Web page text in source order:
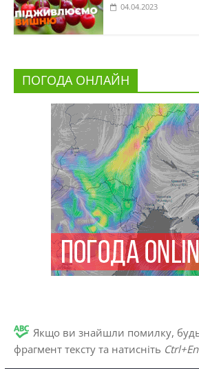
04.04.2023
ПОГОДА ОНЛАЙН
Якщо ви знайшли помилку, будь
фрагмент тексту та натисніть